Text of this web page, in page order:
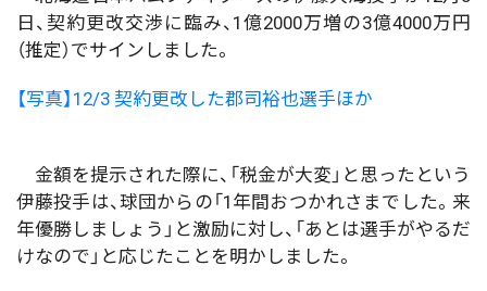
日、契約更改交渉に臨み、1億2000万増の3億4000万円
（推定）でサインしました。
【写真】12/3 契約更改した郡司裕也選手ほか
金額を提示された際に、「税金が大変」と思ったという
伊藤投手は、球団からの「1年間おつかれさまでした。来
年優勝しましょう」と激励に対し、「あとは選手がやるだ
けなので」と応じたことを明かしました。